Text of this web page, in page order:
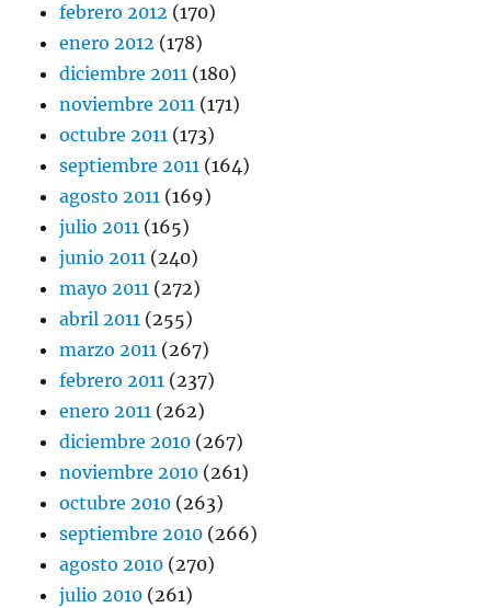
febrero 2012 (170)
enero 2012 (178)
diciembre 2011 (180)
noviembre 2011 (171)
octubre 2011 (173)
septiembre 2011 (164)
agosto 2011 (169)
julio 2011 (165)
junio 2011 (240)
mayo 2011 (272)
abril 2011 (255)
marzo 2011 (267)
febrero 2011 (237)
enero 2011 (262)
diciembre 2010 (267)
noviembre 2010 (261)
octubre 2010 (263)
septiembre 2010 (266)
agosto 2010 (270)
julio 2010 (261)